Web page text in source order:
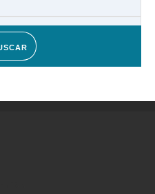
2026 Resultados de
2026 CRONOGRAMA DEL